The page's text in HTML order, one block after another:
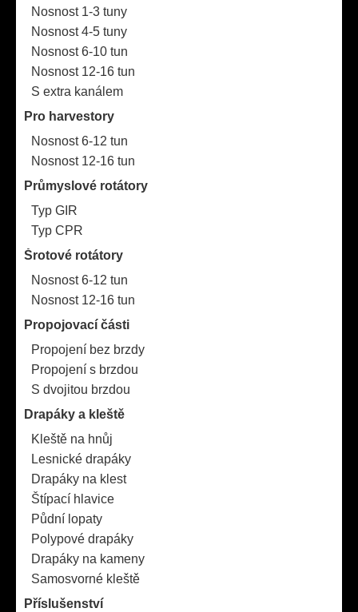
Nosnost 1-3 tuny
Nosnost 4-5 tuny
Nosnost 6-10 tun
Nosnost 12-16 tun
S extra kanálem
Pro harvestory
Nosnost 6-12 tun
Nosnost 12-16 tun
Průmyslové rotátory
Typ GIR
Typ CPR
Šrotové rotátory
Nosnost 6-12 tun
Nosnost 12-16 tun
Propojovací části
Propojení bez brzdy
Propojení s brzdou
S dvojitou brzdou
Drapáky a kleště
Kleště na hnůj
Lesnické drapáky
Drapáky na klest
Štípací hlavice
Půdní lopaty
Polypové drapáky
Drapáky na kameny
Samosvorné kleště
Příslušenství